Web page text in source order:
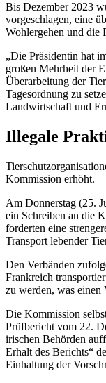
Bis Dezember 2023
vorgeschlagen, eine
Wohlergehen und die
„Die Präsidentin hat
großen Mehrheit der
Überarbeitung der
Tagesordnung zu
Landwirtschaft und
Illegale
Kommission erhöht.
Am Donnerstag (25.
ein Schreiben an die
forderten eine
Transport lebender
Den Verbänden
Frankreich
zu werden, was einen
Die Kommission
Prüfbericht vom 22.
irischen Behörden
Erhalt des Berichts“
Einhaltung der